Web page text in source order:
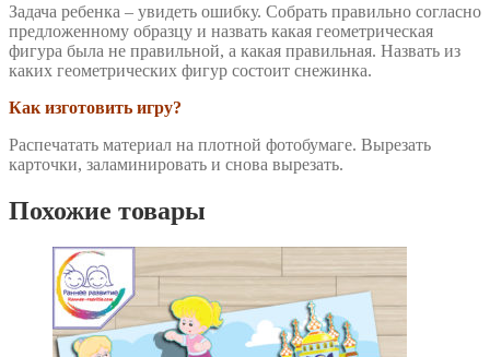
Задача ребенка – увидеть ошибку. Собрать правильно согласно
предложенному образцу и назвать какая геометрическая
фигура была не правильной, а какая правильная. Назвать из
каких геометрических фигур состоит снежинка.
Как изготовить игру?
Распечатать материал на плотной фотобумаге. Вырезать
карточки, заламинировать и снова вырезать.
Похожие товары